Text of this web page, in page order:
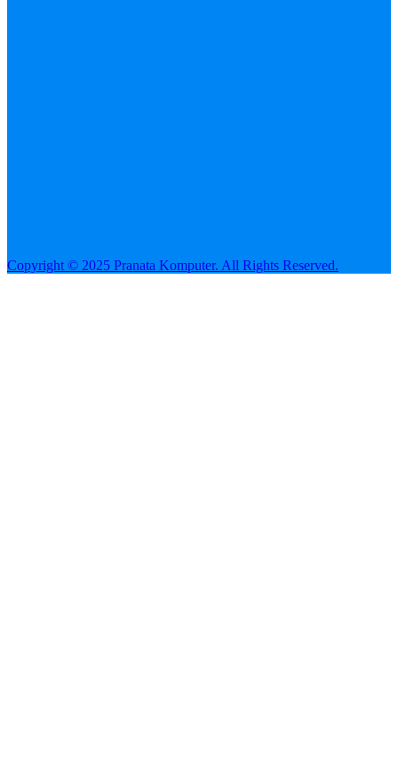
Copyright © 2025 Pranata Komputer. All Rights Reserved.